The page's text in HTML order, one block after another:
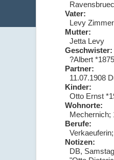
Vater:
Levy
Mutter:
Jetta Levy
Geschwister:
?Albert
Partner:
11.07.1908
Kinder:
Otto Ernst
Wohnorte:
Mechernich;
Berufe:
Notizen:
DB,